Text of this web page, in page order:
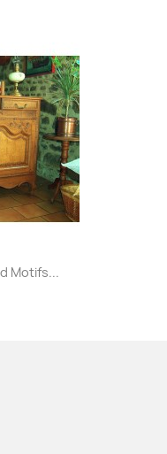
Motifs...